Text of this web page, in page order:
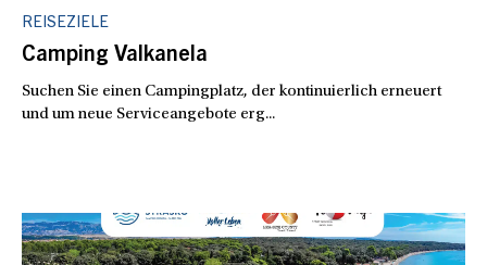
REISEZIELE
Camping Valkanela
Suchen Sie einen Campingplatz, der kontinuierlich erneuert
und um neue Serviceangebote erg...